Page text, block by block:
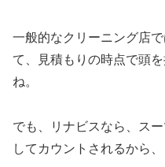
一般的なクリーニング店
て、見積もりの時点で頭
ね。
でも、リナビスなら、ス
してカウントされるから